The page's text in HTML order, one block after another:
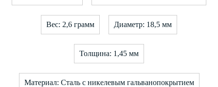
Вес: 2,6 грамм Диаметр: 18,5 мм
Толщина: 1,45 мм
Материал: Сталь с никелевым гальванопокрытием